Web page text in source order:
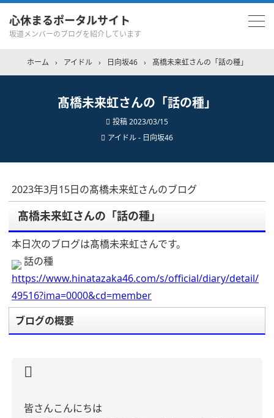
心休まるポータルサイト
坂道メンバーのブログを紹介しています
ホーム › アイドル › 日向坂46 › 髙橋未来虹さんの「話の種」
髙橋未来虹さんの「話の種」
投稿2023/03/15
アイドル - 日向坂46
2023年3月15日の髙橋未来虹さんのブログ
髙橋未来虹さんの「話の種」
本日次のブログは髙橋未来虹さんです。
話の種
https://www.hinatazaka46.com/s/official/diary/detail/
49516?ima=0000&cd=member
ブログの概要
皆さんこんにちは